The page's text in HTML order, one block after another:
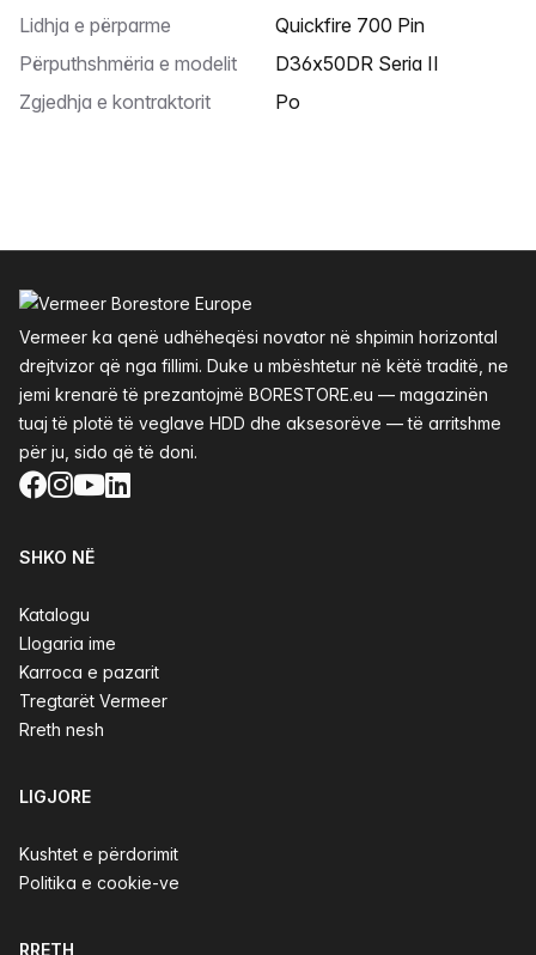
Lidhja e përparme
Quickfire 700 Pin
Përputhshmëria e modelit
D36x50DR Seria II
Zgjedhja e kontraktorit
Po
Vermeer ka qenë udhëheqësi novator në shpimin horizontal
drejtvizor që nga fillimi. Duke u mbështetur në këtë traditë, ne
jemi krenarë të prezantojmë BORESTORE.eu — magazinën
tuaj të plotë të veglave HDD dhe aksesorëve — të arritshme
për ju, sido që të doni.
Facebook
Instagram
YouTube
LinkedIn
SHKO NË
Katalogu
Llogaria ime
Karroca e pazarit
Tregtarët Vermeer
Rreth nesh
LIGJORE
Kushtet e përdorimit
Politika e cookie-ve
RRETH